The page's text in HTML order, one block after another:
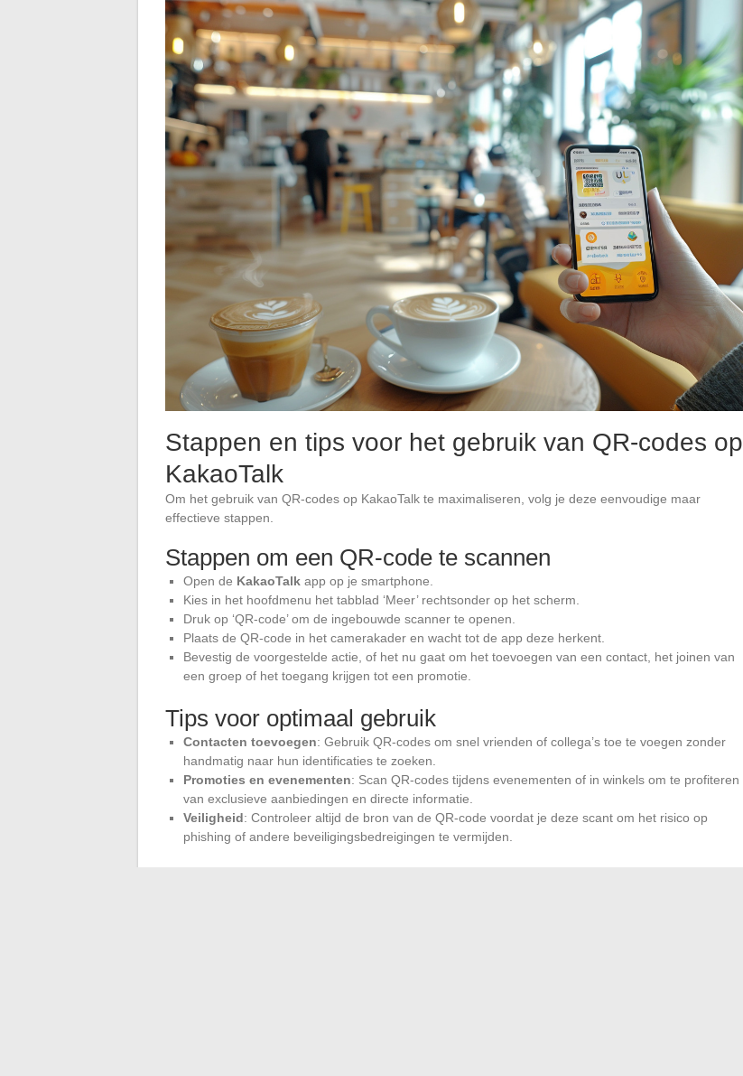
Stappen en tips voor het gebruik van QR-codes op
KakaoTalk
Om het gebruik van QR-codes op KakaoTalk te maximaliseren, volg je deze eenvoudige maar
effectieve stappen.
Stappen om een QR-code te scannen
Open de KakaoTalk app op je smartphone.
Kies in het hoofdmenu het tabblad ‘Meer’ rechtsonder op het scherm.
Druk op ‘QR-code’ om de ingebouwde scanner te openen.
Plaats de QR-code in het camerakader en wacht tot de app deze herkent.
Bevestig de voorgestelde actie, of het nu gaat om het toevoegen van een contact, het joinen van
een groep of het toegang krijgen tot een promotie.
Tips voor optimaal gebruik
Contacten toevoegen: Gebruik QR-codes om snel vrienden of collega’s toe te voegen zonder
handmatig naar hun identificaties te zoeken.
Promoties en evenementen: Scan QR-codes tijdens evenementen of in winkels om te profiteren
van exclusieve aanbiedingen en directe informatie.
Veiligheid: Controleer altijd de bron van de QR-code voordat je deze scant om het risico op
phishing of andere beveiligingsbedreigingen te vermijden.